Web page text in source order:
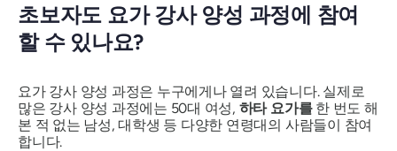
초보자도 요가 강사 양성 과정에 참여
할 수 있나요?
요가 강사 양성 과정은 누구에게나 열려 있습니다. 실제로
많은 강사 양성 과정에는 50대 여성, 하타 요가를한 번도 해
본 적 없는 남성, 대학생 등 다양한 연령대의 사람들이 참여
합니다.